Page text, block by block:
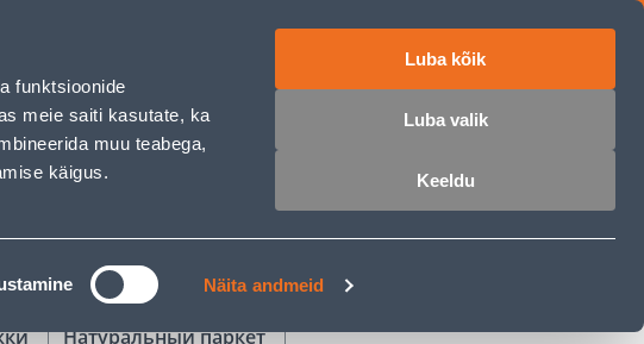
funktsioonide
meie saiti kasutate, ka
muu teabega,
käigus.
Näita andmeid
Luba kõik
Luba valik
Keeldu
о работе
РАССРОЧКА
Натуральный паркет